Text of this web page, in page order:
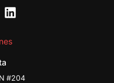
#204